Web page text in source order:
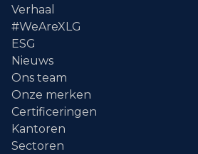
Verhaal
#WeAreXLG
ESG
Nieuws
Ons team
Onze merken
Certificeringen
Kantoren
Sectoren